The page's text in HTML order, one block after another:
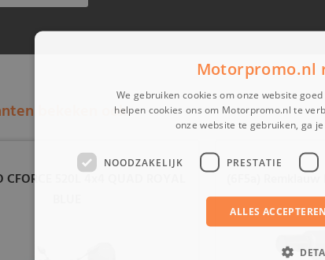
bekeken ook:
520L 4x4 QUAD ROYAL
(6F5a)
Motorpromo.nl
We gebruiken cookies om onze website
helpen cookies ons om Motorpromo.nl te
onze website te gebruiken, ga
NOODZAKELIJK PRESTATIE
ALLES ACCEPTEREN